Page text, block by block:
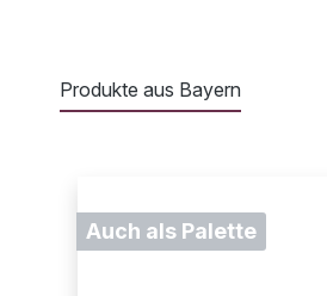
Produkte aus Bayern
Auch als Palette